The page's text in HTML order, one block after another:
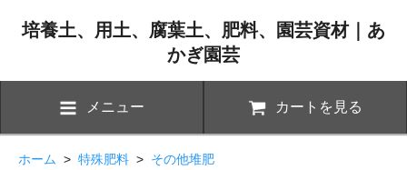
培養土、用土、腐葉土、肥料、園芸資材｜あ
かぎ園芸
メニュー カートを見る
ホーム > 特殊肥料 > その他堆肥